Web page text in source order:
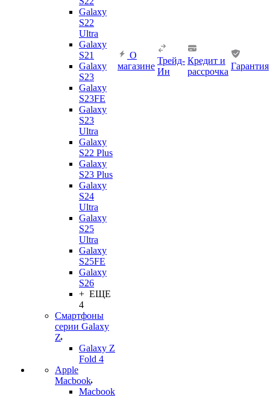
Galaxy
S22
Ultra
Galaxy
S21
Galaxy
S23
Galaxy
S23FE
Galaxy
S23
Ultra
Galaxy
S22 Plus
Galaxy
S23 Plus
Galaxy
S24
Ultra
Galaxy
S25
Ultra
Galaxy
S25FE
Galaxy
S26
+ ЕЩЕ
4
Смартфоны
серии Galaxy
Z
Galaxy Z
Fold 4
Apple
Macbook
Macbook
О
магазине
Трейд-
Ин
Кредит и
рассрочка
Гарантия